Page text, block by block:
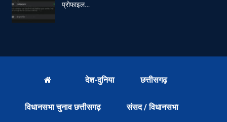
प्रोफाइल…
देश-दुनिया छत्तीसगढ़
विधानसभा चुनाव छत्तीसगढ़ संसद / विधानसभा